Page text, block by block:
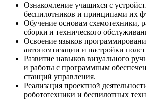
Ознакомление учащихся с
беспилотников и принципами их
Обучение основам схемотехники,
сборки и технического
Освоение языков
автономтизации и настройки
Развитие навыков визуального
и работы с программным
станций управления.
Реализация проектной
робототехники и беспилотных